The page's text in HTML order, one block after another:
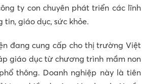
ty con chuyên phát triển các lĩnh
tin, giáo dục, sức khỏe.
đang cung cấp cho thị trường Việt
giáo dục từ chương trình mầm non
thông. Doanh nghiệp này là tiên